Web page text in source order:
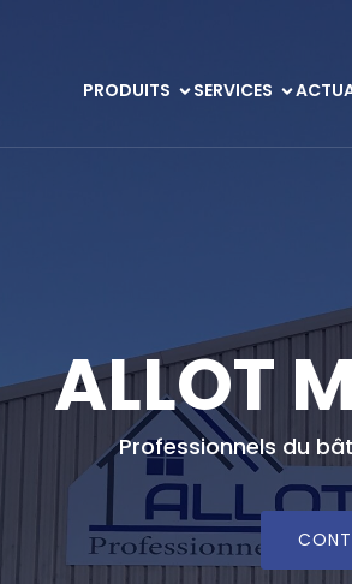
PRODUITS SERVICES
ALLOT
Professionnels du